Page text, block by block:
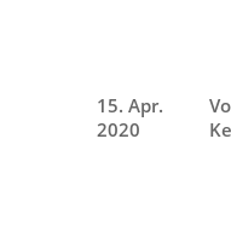
15. Apr.
2020